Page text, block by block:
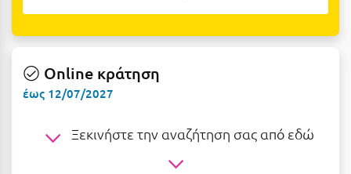
Εύβοια
Ευρυτανία
Online κράτηση
έως 12/07/2027
Ξεκινήστε την αναζήτηση σας από εδώ